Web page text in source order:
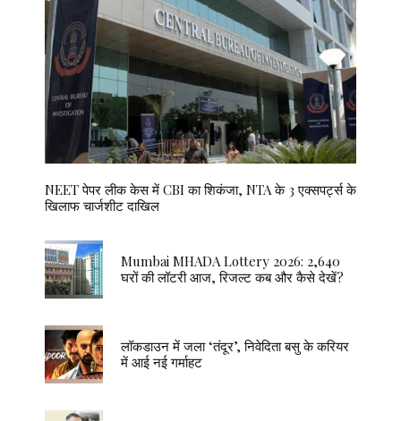
NEET पेपर लीक केस में CBI का शिकंजा, NTA के 3 एक्सपर्ट्स के
खिलाफ चार्जशीट दाखिल
Mumbai MHADA Lottery 2026: 2,640
घरों की लॉटरी आज, रिजल्ट कब और कैसे देखें?
लॉकडाउन में जला ‘तंदूर’, निवेदिता बसु के करियर
में आई नई गर्माहट